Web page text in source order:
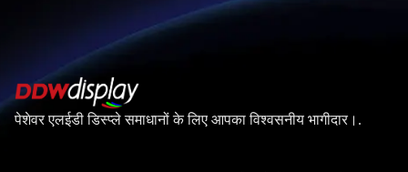
पेशेवर एलईडी डिस्प्ले समाधानों के लिए आपका विश्वसनीय भागीदार।.